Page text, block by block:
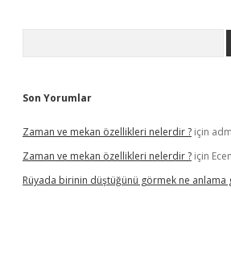
Son Yorumlar
Zaman ve mekan özellikleri nelerdir ? için
Zaman ve mekan özellikleri nelerdir ? için
Rüyada birinin düştüğünü görmek ne anlama